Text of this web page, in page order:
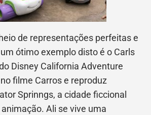
de representações perfeitas e
ótimo exemplo disto é o Carls
Disney California Adventure
filme Carros e reproduz
Sprinngs, a cidade ficcional
Ali se vive uma